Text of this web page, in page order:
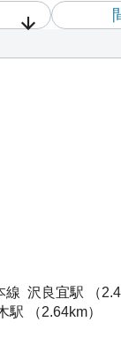
線 沢良宜駅 （
駅 （2.64km）